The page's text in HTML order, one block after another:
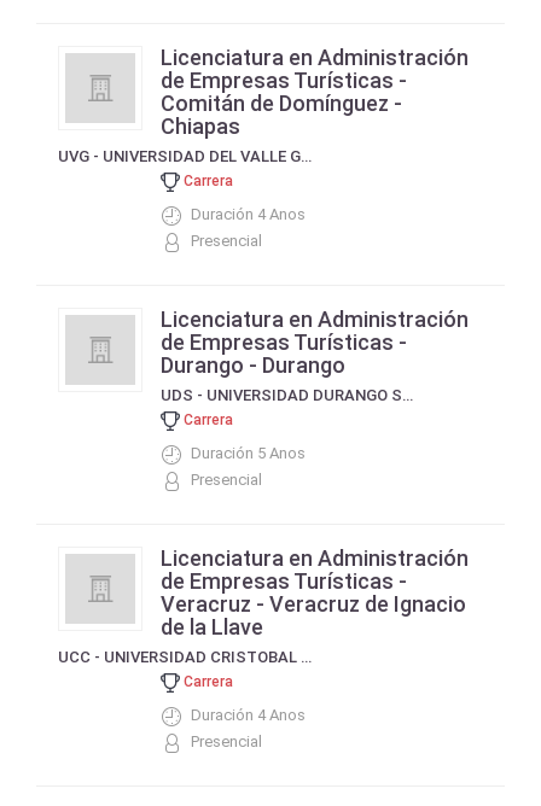
Licenciatura en Administración
de Empresas Turísticas -
Comitán de Domínguez -
Chiapas
UVG - UNIVERSIDAD DEL VALLE GRIJALVA
Carrera
Duración 4 Anos
Presencial
Licenciatura en Administración
de Empresas Turísticas -
Durango - Durango
UDS - UNIVERSIDAD DURANGO SANTANDER
Carrera
Duración 5 Anos
Presencial
Licenciatura en Administración
de Empresas Turísticas -
Veracruz - Veracruz de Ignacio
de la Llave
UCC - UNIVERSIDAD CRISTOBAL COLON
Carrera
Duración 4 Anos
Presencial